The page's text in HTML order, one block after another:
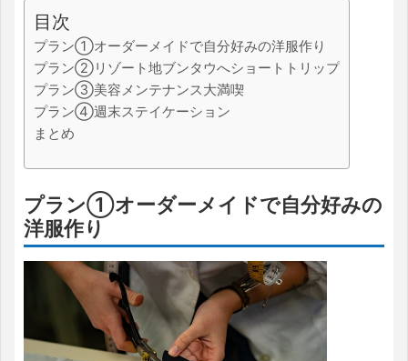
目次
プラン①オーダーメイドで自分好みの洋服作り
プラン②リゾート地ブンタウへショートトリップ
プラン③美容メンテナンス大満喫
プラン④週末ステイケーション
まとめ
プラン①オーダーメイドで自分好みの
洋服作り